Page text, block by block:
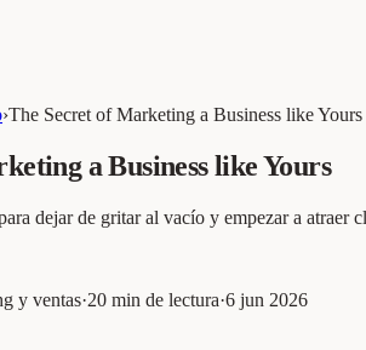
›The Secret of Marketing a Business like Yours
a Business like Yours
dejar de gritar al vacío y empezar a atraer
y ventas·20 min de lectura·6 jun 2026